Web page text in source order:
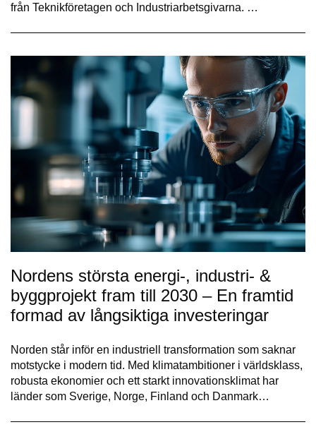
från Teknikföretagen och Industriarbetsgivarna. …
Nordens största energi-, industri- &
byggprojekt fram till 2030 – En framtid
formad av långsiktiga investeringar
Norden står inför en industriell transformation som saknar
motstycke i modern tid. Med klimatambitioner i världsklass,
robusta ekonomier och ett starkt innovationsklimat har
länder som Sverige, Norge, Finland och Danmark…